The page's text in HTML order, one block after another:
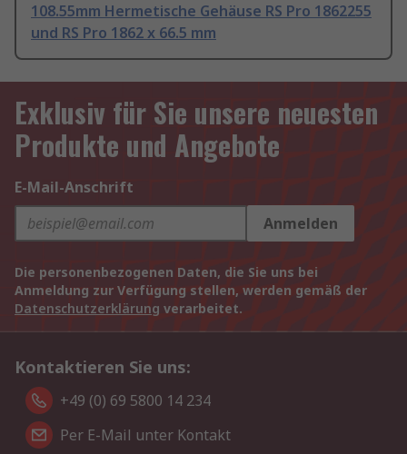
108.55mm Hermetische Gehäuse RS Pro 1862255
und RS Pro 1862 x 66.5 mm
Exklusiv für Sie unsere neuesten
Produkte und Angebote
E-Mail-Anschrift
Anmelden
Die personenbezogenen Daten, die Sie uns bei
Anmeldung zur Verfügung stellen, werden gemäß der
Datenschutzerklärung verarbeitet.
Kontaktieren Sie uns:
+49 (0) 69 5800 14 234
Per E-Mail unter Kontakt